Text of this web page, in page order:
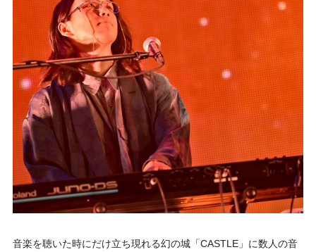
音楽を聴いた時にだけ立ち現れる幻の城「CASTLE」に数人の音